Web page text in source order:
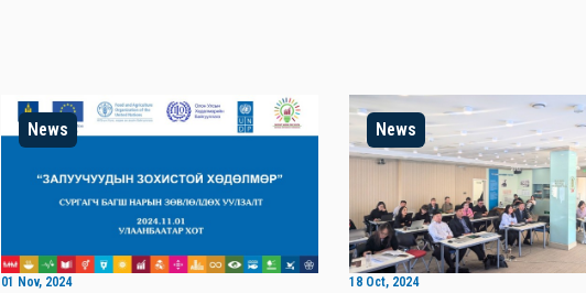
News
01 Nov, 2024
News
18 Oct, 2024